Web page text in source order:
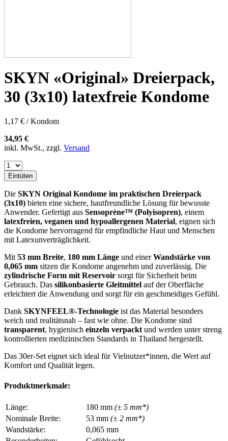
SKYN «Original» Dreierpack,
30 (3x10) latexfreie Kondome
1,17 € / Kondom
34,95 €
inkl. MwSt., zzgl. Versand
Eintüten
Die SKYN Original Kondome im praktischen Dreierpack
(3x10) bieten eine sichere, hautfreundliche Lösung für bewusste
Anwender. Gefertigt aus Sensoprène™ (Polyisopren), einem
latexfreien, veganen und hypoallergenen Material, eignen sich
die Kondome hervorragend für empfindliche Haut und Menschen
mit Latexunverträglichkeit.
Mit53 mm Breite, 180 mm Länge und einerWandstärke von
0,065 mm sitzen die Kondome angenehm und zuverlässig. Die
zylindrische Form mit Reservoir sorgt für Sicherheit beim
Gebrauch. Das silikonbasierte Gleitmittel auf der Oberfläche
erleichtert die Anwendung und sorgt für ein geschmeidiges Gefühl.
Dank SKYNFEEL®-Technologie ist das Material besonders
weich und realitätsnah – fast wie ohne. Die Kondome sind
transparent, hygienisch einzeln verpacktund werden unter streng
kontrollierten medizinischen Standards in Thailand hergestellt.
Das 30er-Set eignet sich ideal für Vielnutzer*innen, die Wert auf
Komfort und Qualität legen.
Produktmerkmale:
Länge: 180 mm (± 5 mm*)
Nominale Breite:
53 mm (± 2 mm*)
Wandstärke:
0,065 mm